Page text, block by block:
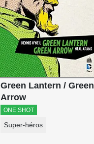
Green Lantern / Green
Arrow
ONE SHOT
Super-héros